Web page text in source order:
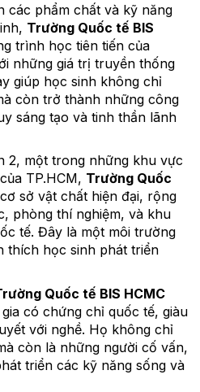
các phẩm chất và kỹ năng
Trường Quốc tế BIS
trình học tiên tiến của
những giá trị truyền thống
giúp học sinh không chỉ
còn trở thành những công
sáng tạo và tinh thần lãnh
2, một trong những khu vực
TP.HCM, Trường Quốc
sở vật chất hiện đại, rộng
phòng thí nghiệm, và khu
tế. Đây là một môi trường
thích học sinh phát triển
Quốc tế BIS HCMC
có chứng chỉ quốc tế, giàu
với nghề. Họ không chỉ
còn là những người cố vấn,
triển các kỹ năng sống và